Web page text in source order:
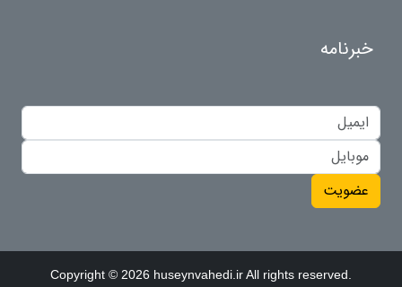
خبرنامه
عضویت
Copyright © 2026 huseynvahedi.ir All rights reserved.